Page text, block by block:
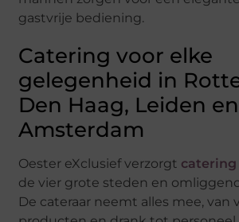
gastvrije bediening.
Catering voor elke
gelegenheid in
Den Haag, Leiden en
Amsterdam
Oester eXclusief verzorgt catering
de vier grote steden en
De cateraar neemt alles mee, van